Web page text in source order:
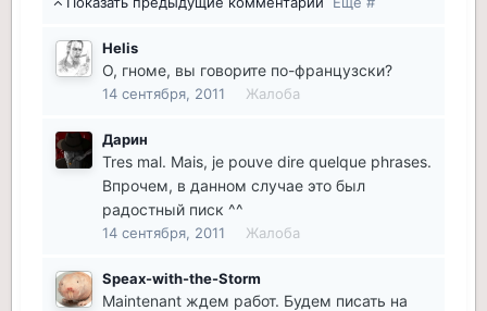
Helis
О, гноме, вы говорите по-французски?
14 сентября, 2011 Жалоба
Дарин
Tres mal. Mais, je pouve dire quelque phrases.
Впрочем, в данном случае это был
радостный писк ^^
14 сентября, 2011 Жалоба
Speax-with-the-Storm
Maintenant ждем работ. Будем писать на